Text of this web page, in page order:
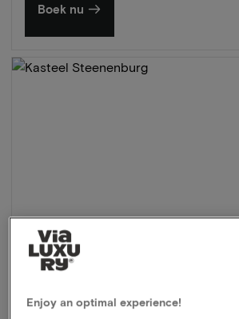
Boek nu
Kasteel Steenenburg★★★★
Enjoy an optimal experience!